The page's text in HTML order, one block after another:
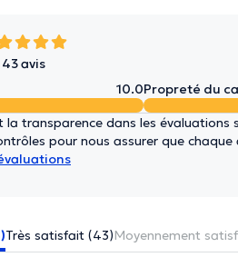
avis
10.0Propreté du
la transparence dans les
pour nous assurer que
Très satisfait (43)Moyennement